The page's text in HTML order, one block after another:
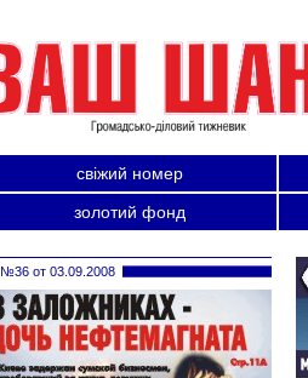
свіжий номер
золотий фонд
№36 от 03.09.2008